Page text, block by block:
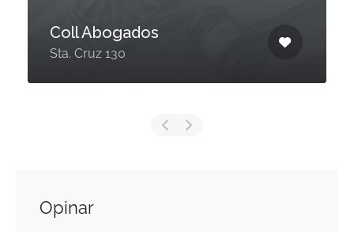
Coll Abogados
Sta. Cruz 130
Opinar